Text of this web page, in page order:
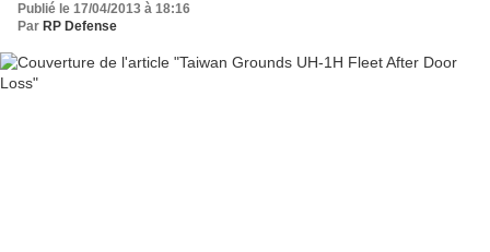
Publié le 17/04/2013 à 18:16
Par RP Defense